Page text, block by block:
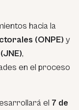
hacia la
(ONPE) y
,
en el proceso
el 7 de